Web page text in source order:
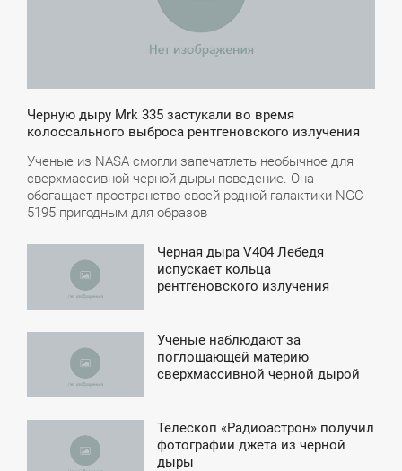
Черную дыру Mrk 335 застукали во время
колоссального выброса рентгеновского излучения
Ученые из NASA смогли запечатлеть необычное для
сверхмассивной черной дыры поведение. Она
обогащает пространство своей родной галактики NGC
5195 пригодным для образов
Черная дыра V404 Лебедя
испускает кольца
рентгеновского излучения
Ученые наблюдают за
поглощающей материю
сверхмассивной черной дырой
Телескоп «Радиоастрон» получил
фотографии джета из черной
дыры